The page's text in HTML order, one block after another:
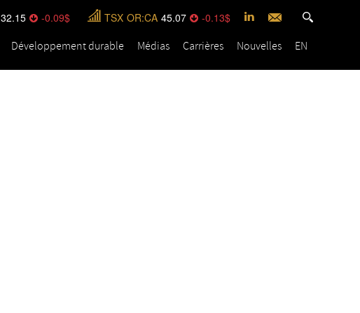
32.15 -0.09 TSX OR:CA 45.07 -0.13
Développement durable Médias Carrières Nouvelles EN